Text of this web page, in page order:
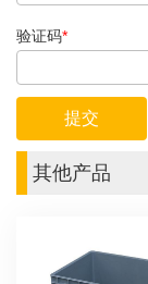
验证码*
其他产品